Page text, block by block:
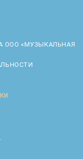
ООО «МУЗЫКАЛЬНАЯ